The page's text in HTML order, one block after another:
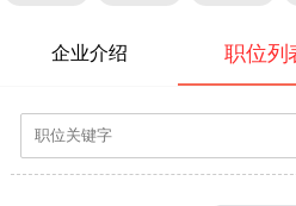
企业介绍 职位列